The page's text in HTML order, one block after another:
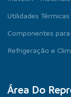
Utilidades Térmicas
Componentes
Refrigeração e
Área Do